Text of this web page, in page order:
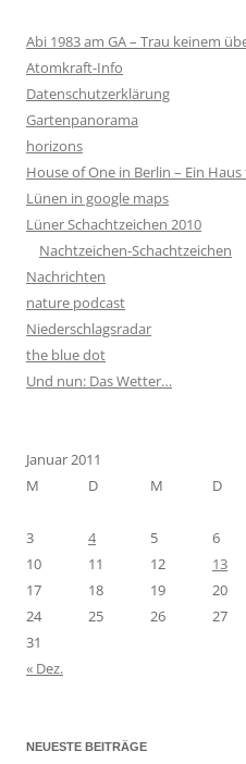
Abi 1983 am GA – Trau keinem
Atomkraft-Info
Datenschutzerklärung
Gartenpanorama
horizons
House of One in Berlin – Ein
Lünen in google maps
Lüner Schachtzeichen 2010
Nachtzeichen-Schachtzeichen
Nachrichten
nature podcast
Niederschlagsradar
the blue dot
Und nun: Das Wetter…
Januar 2011
M
D M D
3
4 5 6
10
11 12 13
17
18 19 20
24
25 26 27
31
« Dez.
NEUESTE BEITRÄGE